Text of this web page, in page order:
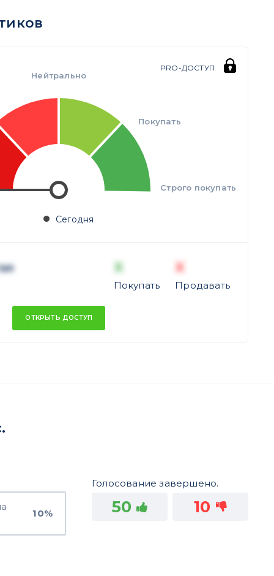
PRO-ДОСТУП
Нейтрально
Покупать
Строго покупать
Сегодня
X
Покупать
X
Продавать
ОТКРЫТЬ ДОСТУП
10%
Голосование завершено.
50 10